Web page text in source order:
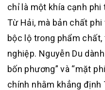
chỉ là một khía cạnh
Từ Hải, mà bản chất
bộc lộ trong phẩm
nghiệp. Nguyễn Du
bốn phương” và “mặt
chính nhằm khẳng định